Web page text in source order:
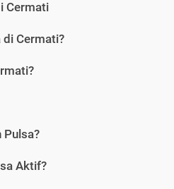
Cermati
di Cermati?
Pulsa?
Aktif?